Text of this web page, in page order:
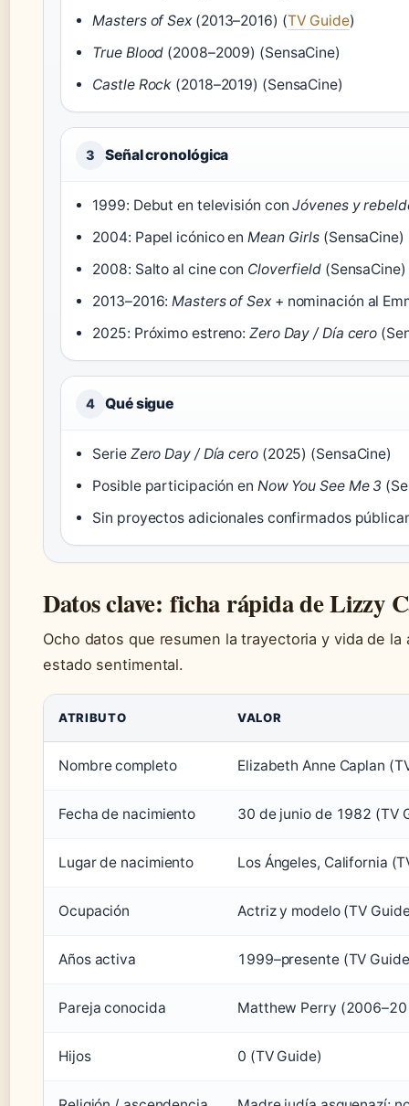
Masters of Sex(2013–2016) (TV Guide)
True Blood (2008–2009) (SensaCine)
Castle Rock (2018–2019) (SensaCine)
3 Señal cronológica
1999: Debut en televisión conJóvenes y
2004: Papel icónico en Mean Girls (SensaCine)
2008: Salto al cine con Cloverfield(SensaCine)
2013–2016: Masters of Sex+ nominación al
2025: Próximo estreno:Zero Day / Día cero
4 Qué sigue
Serie Zero Day / Día cero(2025) (SensaCine)
Posible participación en Now You See Me 3
Sin proyectos adicionales confirmados
Datos clave: ficha rápida de Lizzy
Ocho datos que resumen la trayectoria y vida de
estado sentimental.
ATRIBUTO VALOR
Nombre completo Elizabeth Anne Caplan
Fecha de nacimiento 30 de junio de 1982 (TV
Lugar de nacimiento Los Ángeles, California
Ocupación Actriz y modelo (TV
Años activa 1999–presente (TV
Pareja conocida Matthew Perry
Hijos 0 (TV Guide)